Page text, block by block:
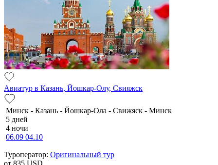
Авиатур в Казань, Йошкар-Олу, Свияжск
Минск - Казань - Йошкар-Ола - Свижяск - Минск
5 дней
4 ночи
06.09 04.10
Туроператор: Оригинальный тур
от 835 USD